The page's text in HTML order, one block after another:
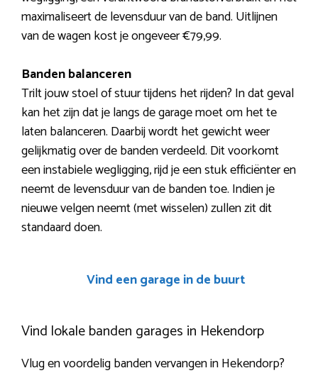
maximaliseert de levensduur van de band. Uitlijnen
van de wagen kost je ongeveer €79,99.
Banden balanceren
Trilt jouw stoel of stuur tijdens het rijden? In dat geval
kan het zijn dat je langs de garage moet om het te
laten balanceren. Daarbij wordt het gewicht weer
gelijkmatig over de banden verdeeld. Dit voorkomt
een instabiele wegligging, rijd je een stuk efficiënter en
neemt de levensduur van de banden toe. Indien je
nieuwe velgen neemt (met wisselen) zullen zit dit
standaard doen.
Vind een garage in de buurt
Vind lokale banden garages in Hekendorp
Vlug en voordelig banden vervangen in Hekendorp?